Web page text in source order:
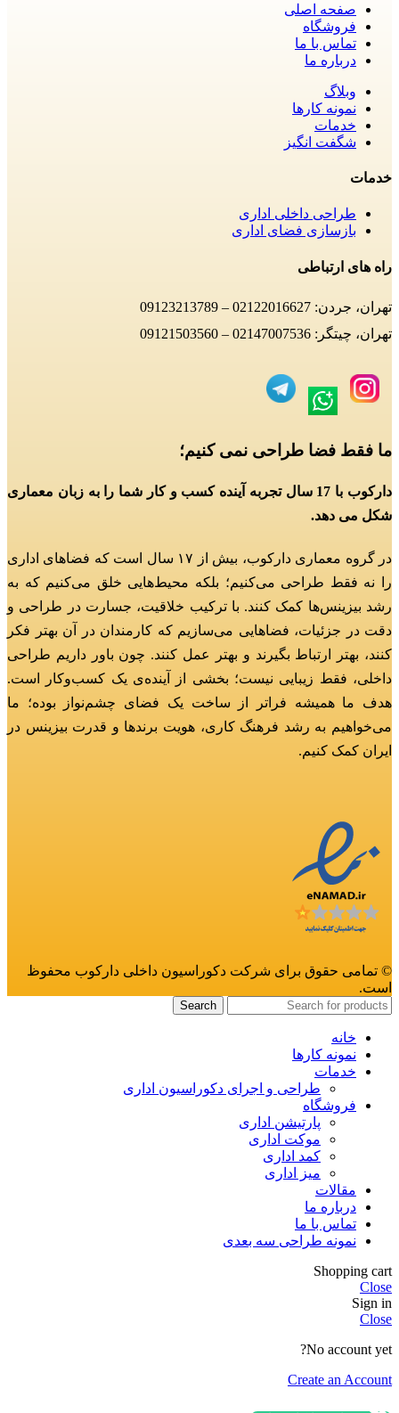
صفحه اصلی
فروشگاه
تماس با ما
درباره ما
وبلاگ
نمونه کارها
خدمات
شگفت انگیز
خدمات
طراحی داخلی اداری
بازسازی فضای اداری
راه های ارتباطی
تهران، جردن: 02122016627 – 09123213789
تهران، چیتگر: 02147007536 – 09121503560
ما فقط فضا طراحی نمی کنیم؛
دارکوب با 17 سال تجربه آینده کسب و کار شما را به زبان معماری
شکل می دهد.
در گروه معماری دارکوب، بیش از ۱۷ سال است که فضاهای اداری
را نه فقط طراحی می‌کنیم؛ بلکه محیط‌هایی خلق می‌کنیم که به
رشد بیزینس‌ها کمک کنند. با ترکیب خلاقیت، جسارت در طراحی و
دقت در جزئیات، فضاهایی می‌سازیم که کارمندان در آن بهتر فکر
کنند، بهتر ارتباط بگیرند و بهتر عمل کنند. چون باور داریم طراحی
داخلی، فقط زیبایی نیست؛ بخشی از آینده‌ی یک کسب‌وکار است.
هدف ما همیشه فراتر از ساخت یک فضای چشم‌نواز بوده؛ ما
می‌خواهیم به رشد فرهنگ کاری، هویت برندها و قدرت بیزینس در
ایران کمک کنیم.
© تمامی حقوق برای شرکت دکوراسیون داخلی دارکوب محفوظ
است.
Search
خانه
نمونه کارها
خدمات
طراحی و اجرای دکوراسیون اداری
فروشگاه
پارتیشن اداری
موکت اداری
کمد اداری
میز اداری
مقالات
درباره ما
تماس با ما
نمونه طراحی سه بعدی
Shopping cart
Close
Sign in
Close
No account yet?
Create an Account